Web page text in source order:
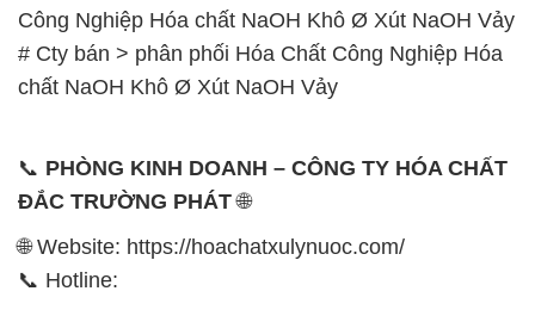
📞PHÒNG KINH DOANH – CÔNG TY HÓA CHẤT
ĐẮC TRƯỜNG PHÁT 🌐
🌐 Website: https://hoachatxulynuoc.com/
– 0933.920.505 – 028.3504.5555
028.3756.1841- 028.3756.1842